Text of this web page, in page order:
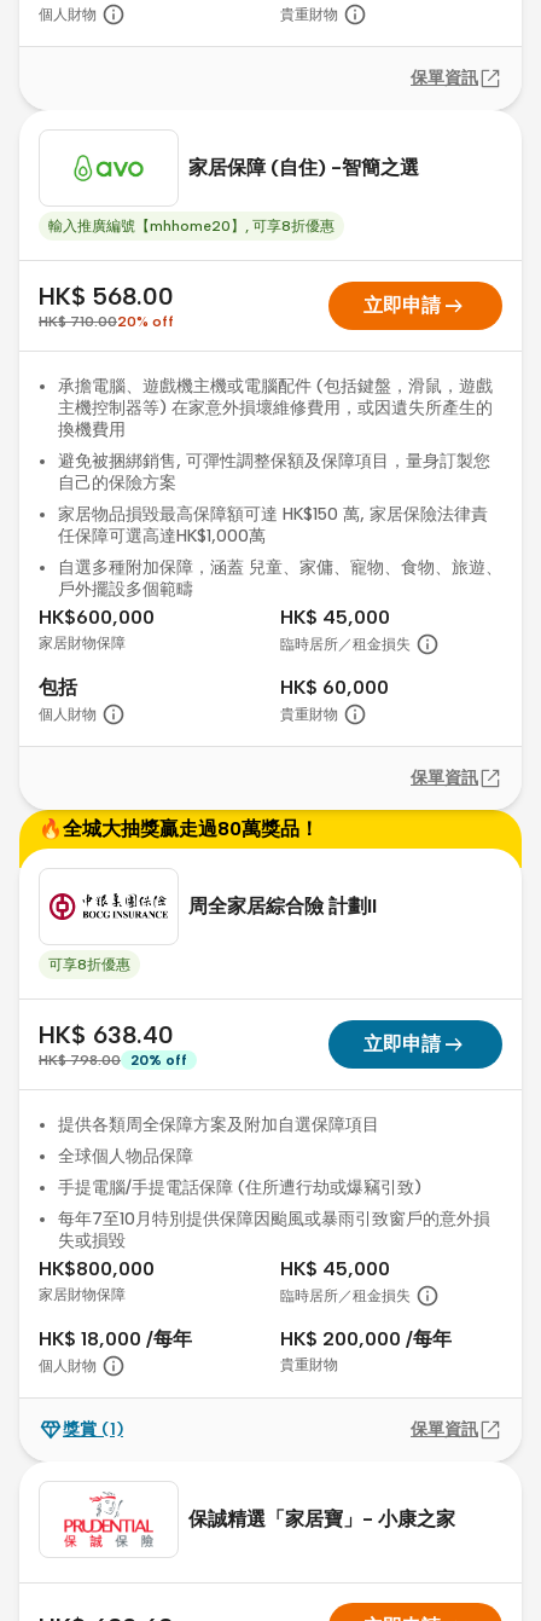
個人財物 貴重財物
保單資訊
家居保障 (自住) -智簡之選
輸入推廣編號【mhhome20】, 可享8折優惠
HK$ 568.00
HK$ 710.0020% off
立即申請arrow_right_alt
承擔電腦、遊戲機主機或電腦配件 (包括鍵盤，滑鼠，遊戲
主機控制器等) 在家意外損壞維修費用，或因遺失所產生的
換機費用
避免被捆綁銷售, 可彈性調整保額及保障項目，量身訂製您
自己的保險方案
家居物品損毀最高保障額可達 HK$150 萬, 家居保險法律責
任保障可選高達HK$1,000萬
自選多種附加保障，涵蓋 兒童、家傭、寵物、食物、旅遊、
戶外擺設多個範疇
HK$600,000
家居財物保障
HK$ 45,000
臨時居所／租金損失
包括
個人財物
HK$ 60,000
貴重財物
保單資訊
🔥全城大抽獎贏走過80萬獎品！
周全家居綜合險 計劃II
可享8折優惠
HK$ 638.40
HK$ 798.00 20% off
立即申請arrow_right_alt
提供各類周全保障方案及附加自選保障項目
全球個人物品保障
手提電腦/手提電話保障 (住所遭行劫或爆竊引致)
每年7至10月特別提供保障因颱風或暴雨引致窗戶的意外損
失或損毀
HK$800,000
家居財物保障
HK$ 45,000
臨時居所／租金損失
HK$ 18,000 /每年
個人財物
HK$ 200,000 /每年
貴重財物
獎賞 (1) 保單資訊
保誠精選「家居寶」- 小康之家